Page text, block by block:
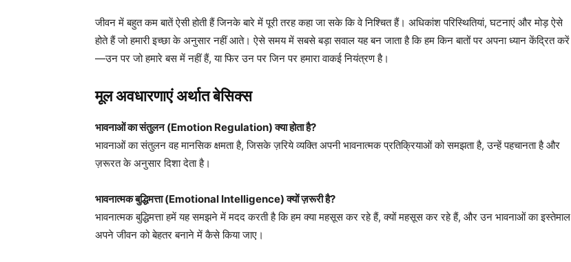
जीवन में बहुत कम बातें ऐसी होती हैं जिनके बारे में पूरी तरह कहा जा सके कि वे निश्चित हैं। अधिकांश परिस्थितियां, घटनाएं और मोड़ ऐसे
होते हैं जो हमारी इच्छा के अनुसार नहीं आते। ऐसे समय में सबसे बड़ा सवाल यह बन जाता है कि हम किन बातों पर अपना ध्यान केंद्रित करें
—उन पर जो हमारे बस में नहीं हैं, या फिर उन पर जिन पर हमारा वाकई नियंत्रण है।
मूल अवधारणाएं अर्थात बेसिक्स
भावनाओं का संतुलन (Emotion Regulation) क्या होता है?
भावनाओं का संतुलन वह मानसिक क्षमता है, जिसके ज़रिये व्यक्ति अपनी भावनात्मक प्रतिक्रियाओं को समझता है, उन्हें पहचानता है और
ज़रूरत के अनुसार दिशा देता है।
भावनात्मक बुद्धिमत्ता (Emotional Intelligence) क्यों ज़रूरी है?
भावनात्मक बुद्धिमत्ता हमें यह समझने में मदद करती है कि हम क्या महसूस कर रहे हैं, क्यों महसूस कर रहे हैं, और उन भावनाओं का इस्तेमाल
अपने जीवन को बेहतर बनाने में कैसे किया जाए।